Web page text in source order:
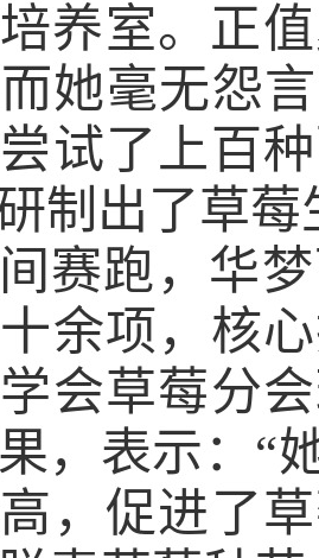
养室。正
她毫无怨
试了上百
制出了草
赛跑，华
余项，核
会草莓分
，表示： “
，促进了